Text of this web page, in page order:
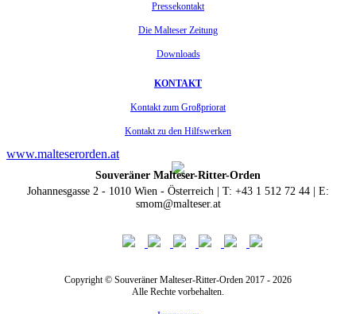
Pressekontakt
Die Malteser Zeitung
Downloads
KONTAKT
Kontakt zum Großpriorat
Kontakt zu den Hilfswerken
www.malteserorden.at
Souveräner Malteser-Ritter-Orden
Johannesgasse 2 - 1010 Wien - Österreich | T: +43 1 512 72 44 | E:
smom@malteser.at
Copyright © Souveräner Malteser-Ritter-Orden 2017 - 2026
Alle Rechte vorbehalten.